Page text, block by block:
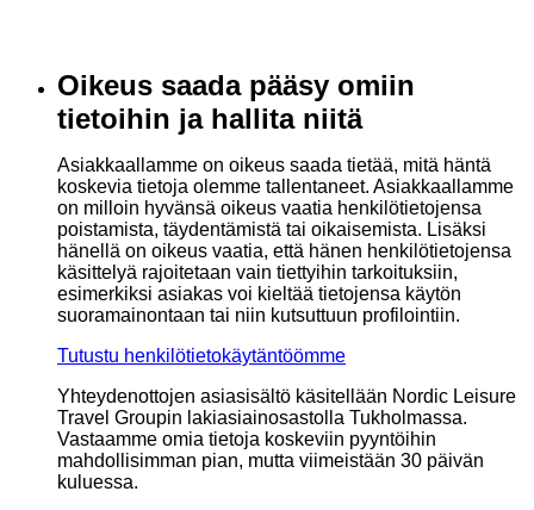
Oikeus saada pääsy omiin
tietoihin ja hallita niitä
Asiakkaallamme on oikeus saada tietää, mitä häntä
koskevia tietoja olemme tallentaneet. Asiakkaallamme
on milloin hyvänsä oikeus vaatia henkilötietojensa
poistamista, täydentämistä tai oikaisemista. Lisäksi
hänellä on oikeus vaatia, että hänen henkilötietojensa
käsittelyä rajoitetaan vain tiettyihin tarkoituksiin,
esimerkiksi asiakas voi kieltää tietojensa käytön
suoramainontaan tai niin kutsuttuun profilointiin.
Tutustu henkilötietokäytäntöömme
Yhteydenottojen asiasisältö käsitellään Nordic Leisure
Travel Groupin lakiasiainosastolla Tukholmassa.
Vastaamme omia tietoja koskeviin pyyntöihin
mahdollisimman pian, mutta viimeistään 30 päivän
kuluessa.